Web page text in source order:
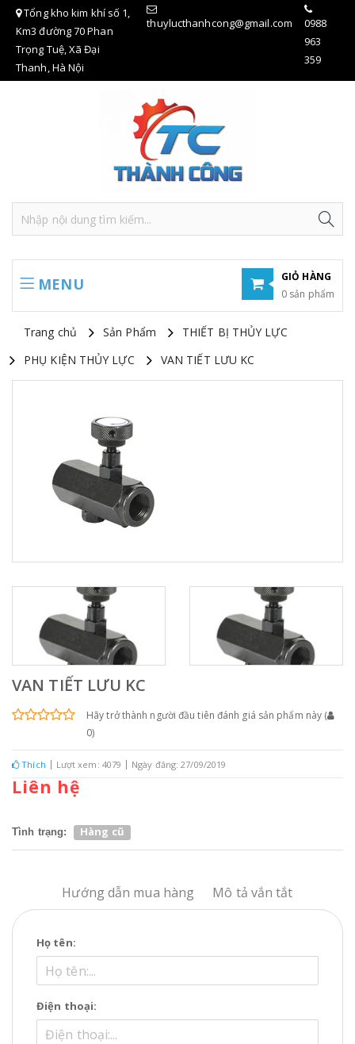
Tổng kho kim khí số 1,
Km3 đường 70 Phan
Trọng Tuệ, Xã Đại
Thanh, Hà Nội
thuylucthanhcong@gmail.com
0988
963
359
MENU
GIỎ HÀNG
0 sản phẩm
Trang chủ Sản Phẩm
THIẾT BỊ THỦY LỰC
PHỤ KIỆN THỦY LỰC
VAN TIẾT LƯU KC
VAN TIẾT LƯU KC
Hãy trở thành người đầu tiên đánh giá sản phẩm này (
0)
Thích Lượt xem: 4079 Ngày đăng: 27/09/2019
Liên hệ
Tình trạng: Hàng cũ
Hướng dẫn mua hàng Mô tả vắn tắt
Họ tên:
Điện thoại: